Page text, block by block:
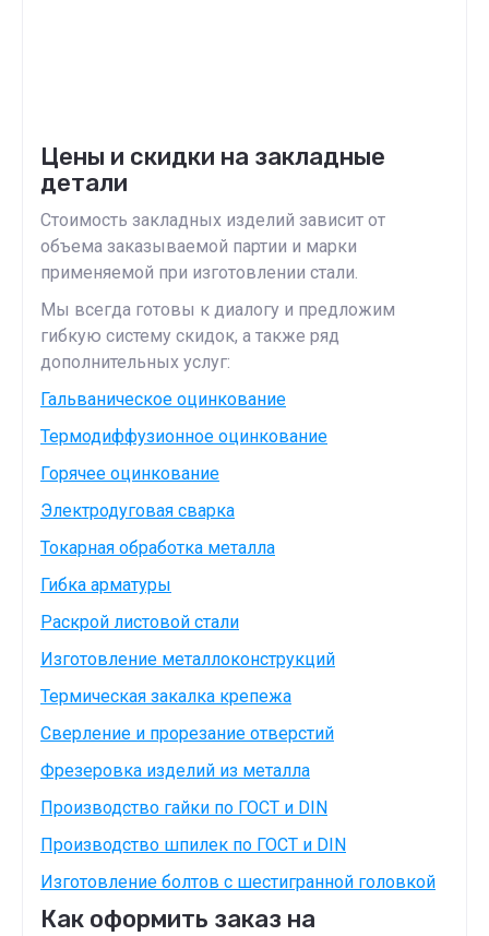
Цены и скидки на закладные
детали
Стоимость закладных изделий зависит от
объема заказываемой партии и марки
применяемой при изготовлении стали.
Мы всегда готовы к диалогу и предложим
гибкую систему скидок, а также ряд
дополнительных услуг:
Гальваническое оцинкование
Термодиффузионное оцинкование
Горячее оцинкование
Электродуговая сварка
Токарная обработка металла
Гибка арматуры
Раскрой листовой стали
Изготовление металлоконструкций
Термическая закалка крепежа
Сверление и прорезание отверстий
Фрезеровка изделий из металла
Производство гайки по ГОСТ и DIN
Производство шпилек по ГОСТ и DIN
Изготовление болтов с шестигранной головкой
Как оформить заказ на